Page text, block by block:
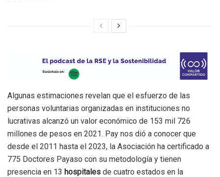
Algunas estimaciones revelan que el esfuerzo de las
personas voluntarias organizadas en instituciones no
lucrativas alcanzó un valor económico de 153 mil 726
millones de pesos en 2021. Pay nos dió a conocer que
desde el 2011 hasta el 2023, la Asociación ha certificado a
775 Doctores Payaso con su metodología y tienen
presencia en 13 hospitales de cuatro estados en la